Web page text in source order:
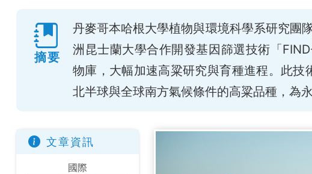
摘要
丹麥哥本哈根大學植物與環境科學系研究
洲昆士蘭大學合作開發基因篩選技術「
物庫，大幅加速高粱研究與育種進程。此
北半球與全球南方氣候條件的高粱品種，為
文章資訊
國際